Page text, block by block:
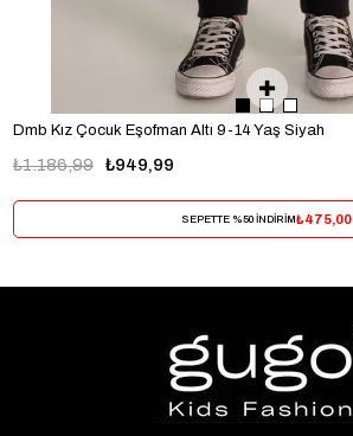
Dmb Kız Çocuk Eşofman Altı 9-14 Yaş Siyah
₺949,99
₺1.186,99
SEPETTE %50 İNDİRİM₺475,00